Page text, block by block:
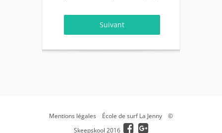
Suivant
Mentions légales École de surf La Jenny ©
Skeepskool 2016